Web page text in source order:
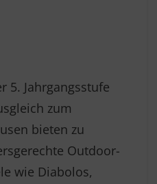
5. Jahrgangsstufe
zum
bieten zu
Outdoor-
wie Diabolos,